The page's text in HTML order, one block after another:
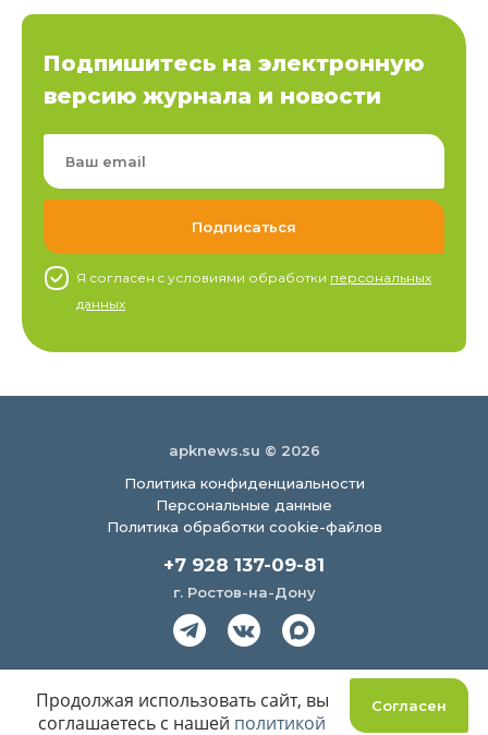
Подпишитесь на электронную
версию журнала и новости
Я согласен c условиями обработки персональных
данных
apknews.su © 2026
Политика конфиденциальности
Персональные данные
Политика обработки cookie-файлов
+7 928 137-09-81
г. Ростов-на-Дону
Согласен
Продолжая использовать сайт, вы
соглашаетесь с нашей политикой